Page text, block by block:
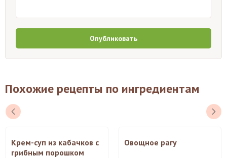
Опубликовать
Похожие рецепты по ингредиентам
Крем-суп из кабачков с
грибным порошком
Овощное рагу